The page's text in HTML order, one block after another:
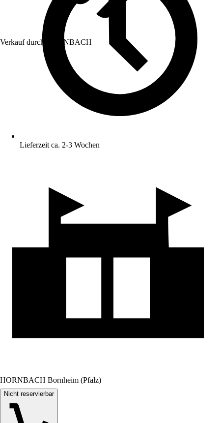
Verkauf durch: HORNBACH
Lieferzeit ca. 2-3 Wochen
HORNBACH Bornheim (Pfalz)
Nicht reservierbar